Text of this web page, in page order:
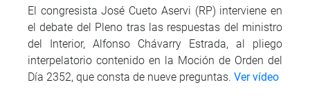
El congresista José Cueto Aservi (RP) interviene en
el debate del Pleno tras las respuestas del ministro
del Interior, Alfonso Chávarry Estrada, al pliego
interpelatorio contenido en la Moción de Orden del
Día 2352, que consta de nueve preguntas. Ver vídeo